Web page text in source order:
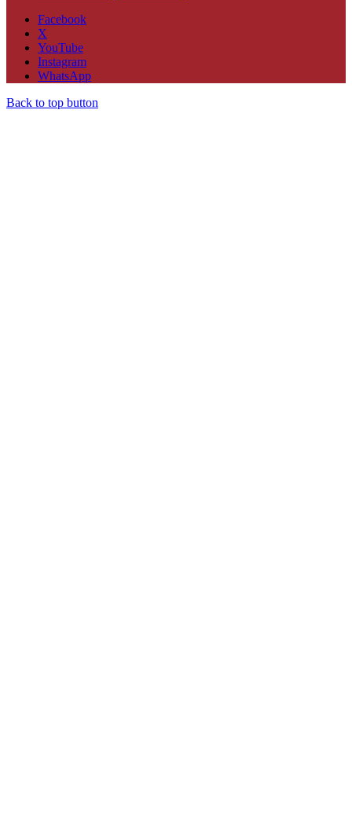
Facebook
X
YouTube
Instagram
WhatsApp
Back to top button